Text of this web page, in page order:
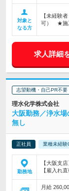
対象と
なる方
【未経験
可） ★施
求人詳細
志望動機・自己PR不要
理水化学株式会社
大阪勤務／浄水
無し
正社員 業種未経験
勤務地
【大阪支
【雇入れ
月給